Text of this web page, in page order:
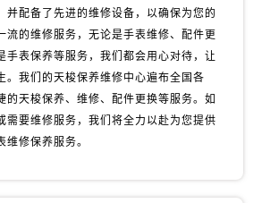
四川省阿坝州市马尔康市团结街天梭售后服务中心（需提前预约）
并配备了先进的维修设备，以确保为您的
流的维修服务，无论是手表维修、配件更
手表保养等服务，我们都会用心对待，让
。我们的天梭保养维修中心遍布全国各
的天梭保养、维修、配件更换等服务。如
需要维修服务，我们将全力以赴为您提供
维修保养服务。